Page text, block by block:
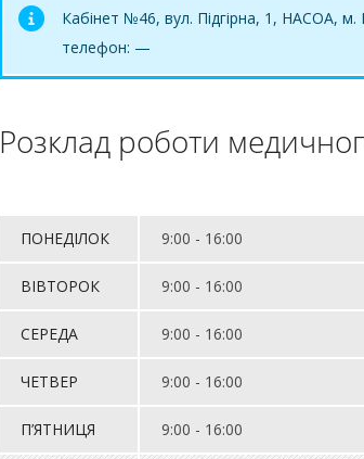
Кабінет №46, вул. Підгірна, 1, НАСОА, м.
телефон: —
Розклад роботи
ПОНЕДІЛОК 9:00 - 16:00
ВІВТОРОК 9:00 - 16:00
СЕРЕДА 9:00 - 16:00
ЧЕТВЕР 9:00 - 16:00
П’ЯТНИЦЯ 9:00 - 16:00